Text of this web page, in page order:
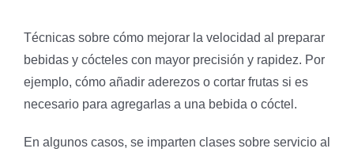
Técnicas sobre cómo mejorar la velocidad al preparar
bebidas y cócteles con mayor precisión y rapidez. Por
ejemplo, cómo añadir aderezos o cortar frutas si es
necesario para agregarlas a una bebida o cóctel.
En algunos casos, se imparten clases sobre servicio al